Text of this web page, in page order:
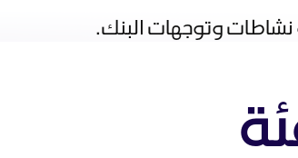
نشاطات وتوجهات البنك.